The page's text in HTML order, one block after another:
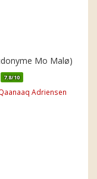
Mo Malø)
7.8/10
Adriensen